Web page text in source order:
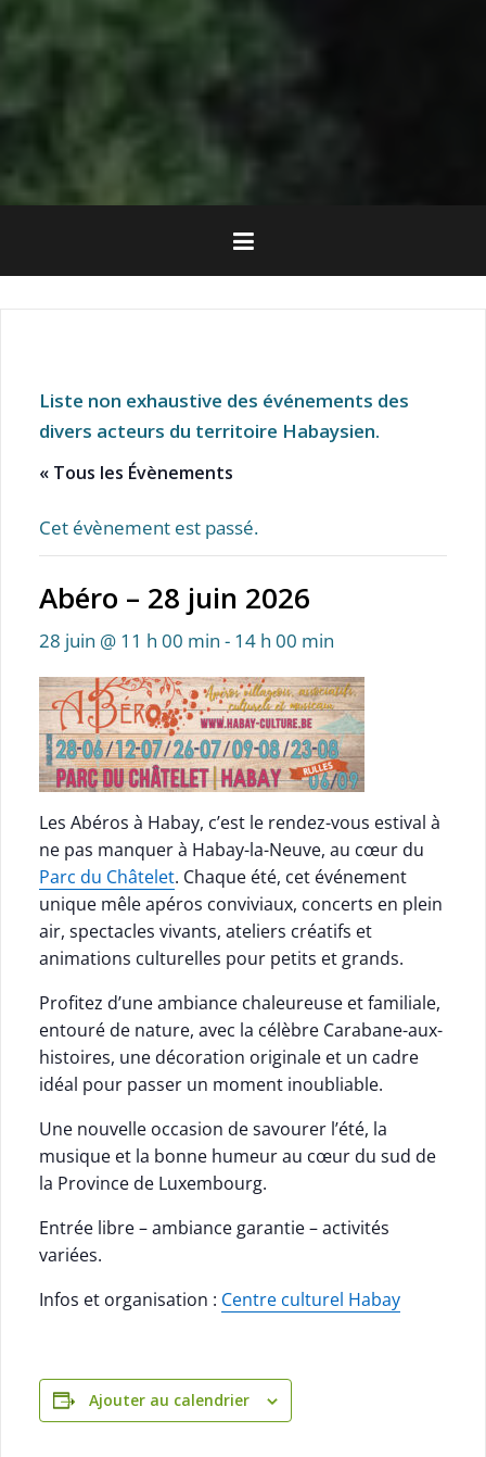
Liste non exhaustive des événements des
divers acteurs du territoire Habaysien.
« Tous les Évènements
Cet évènement est passé.
Abéro – 28 juin 2026
28 juin @ 11 h 00 min - 14 h 00 min
Les Abéros à Habay, c’est le rendez-vous estival à
ne pas manquer à Habay-la-Neuve, au cœur du
Parc du Châtelet. Chaque été, cet événement
unique mêle apéros conviviaux, concerts en plein
air, spectacles vivants, ateliers créatifs et
animations culturelles pour petits et grands.
Profitez d’une ambiance chaleureuse et familiale,
entouré de nature, avec la célèbre Carabane-aux-
histoires, une décoration originale et un cadre
idéal pour passer un moment inoubliable.
Une nouvelle occasion de savourer l’été, la
musique et la bonne humeur au cœur du sud de
la Province de Luxembourg.
Entrée libre – ambiance garantie – activités
variées.
Infos et organisation : Centre culturel Habay
Ajouter au calendrier